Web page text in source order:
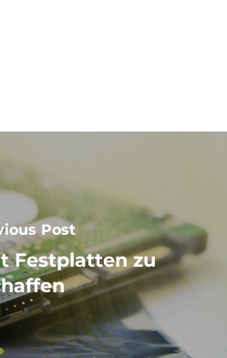
Post
Festplatten zu